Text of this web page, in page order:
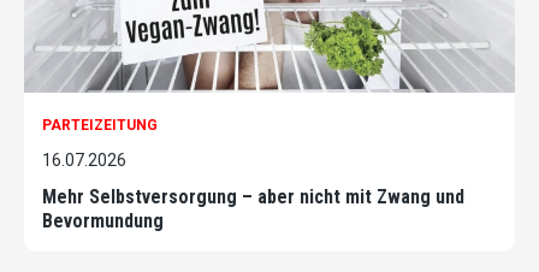
PARTEIZEITUNG
16.07.2026
Mehr Selbstversorgung – aber nicht mit Zwang und
Bevormundung